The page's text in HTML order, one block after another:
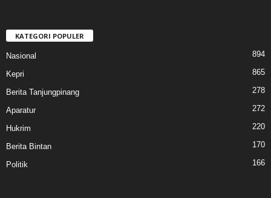
KATEGORI POPULER
Nasional 894
Kepri 865
Berita Tanjungpinang 278
Aparatur 272
Hukrim 220
Berita Bintan 170
Politik 166